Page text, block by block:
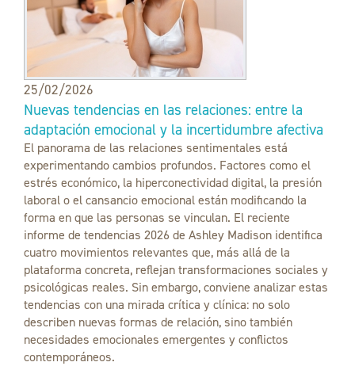
25/02/2026
Nuevas tendencias en las relaciones: entre la
adaptación emocional y la incertidumbre afectiva
El panorama de las relaciones sentimentales está
experimentando cambios profundos. Factores como el
estrés económico, la hiperconectividad digital, la presión
laboral o el cansancio emocional están modificando la
forma en que las personas se vinculan. El reciente
informe de tendencias 2026 de Ashley Madison identifica
cuatro movimientos relevantes que, más allá de la
plataforma concreta, reflejan transformaciones sociales y
psicológicas reales. Sin embargo, conviene analizar estas
tendencias con una mirada crítica y clínica: no solo
describen nuevas formas de relación, sino también
necesidades emocionales emergentes y conflictos
contemporáneos.